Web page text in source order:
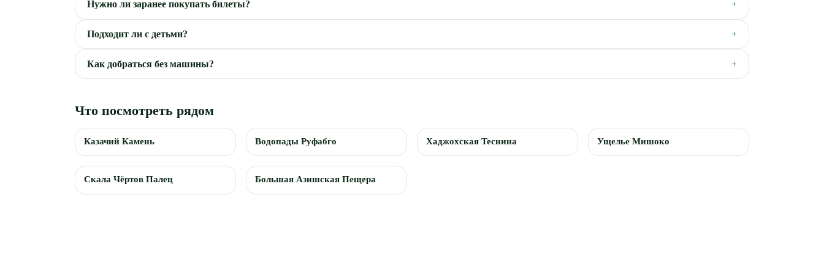
Нужно ли заранее покупать билеты?
Подходит ли с детьми?
Как добраться без машины?
Что посмотреть рядом
Казачий Камень Водопады Руфабго Хаджохская Теснина Ущелье Мишоко
Скала Чёртов Палец Большая Азишская Пещера